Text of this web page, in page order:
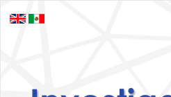
principal